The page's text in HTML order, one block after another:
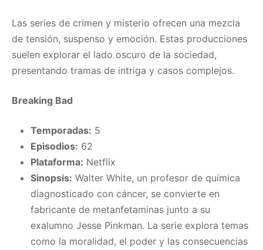
Las series de crimen y misterio ofrecen una mezcla
de tensión, suspenso y emoción. Estas producciones
suelen explorar el lado oscuro de la sociedad,
presentando tramas de intriga y casos complejos.
Breaking Bad
Temporadas: 5
Episodios: 62
Plataforma: Netflix
Sinopsis: Walter White, un profesor de química
diagnosticado con cáncer, se convierte en
fabricante de metanfetaminas junto a su
exalumno Jesse Pinkman. La serie explora temas
como la moralidad, el poder y las consecuencias